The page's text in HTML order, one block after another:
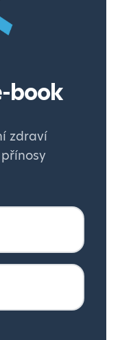
book
zdraví